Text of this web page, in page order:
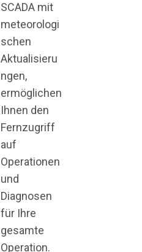
SCADA mit
meteorologi
schen
Aktualisieru
ngen,
ermöglichen
Ihnen den
Fernzugriff
auf
Operationen
und
Diagnosen
für Ihre
gesamte
Operation.